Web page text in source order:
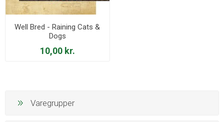
Well Bred - Raining Cats &
Dogs
10,00 kr.
Varegrupper